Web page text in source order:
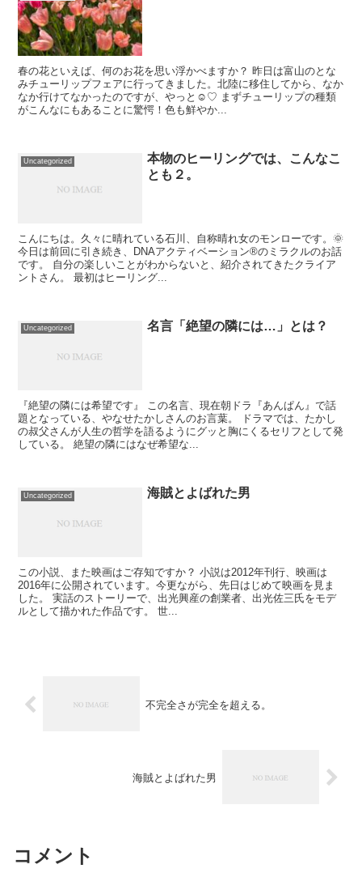
春の花といえば、何のお花を思い浮かべますか？ 昨日は富山のとな
みチューリップフェアに行ってきました。北陸に移住してから、なか
なか行けてなかったのですが、やっと☺️♡ まずチューリップの種類
がこんなにもあることに驚愕！色も鮮やか...
Uncategorized
本物のヒーリングでは、こんなこ
とも２。
こんにちは。久々に晴れている石川、自称晴れ女のモンローです。🌞
今日は前回に引き続き、DNAアクティベーション®︎のミラクルのお話
です。 自分の楽しいことがわからないと、紹介されてきたクライア
ントさん。 最初はヒーリング...
Uncategorized 名言「絶望の隣には…」とは？
『絶望の隣には希望です』 この名言、現在朝ドラ『あんぱん』で話
題となっている、やなせたかしさんのお言葉。 ドラマでは、たかし
の叔父さんが人生の哲学を語るようにグッと胸にくるセリフとして発
している。 絶望の隣にはなぜ希望な...
Uncategorized 海賊とよばれた男
この小説、また映画はご存知ですか？ 小説は2012年刊行、映画は
2016年に公開されています。今更ながら、先日はじめて映画を見ま
した。 実話のストーリーで、出光興産の創業者、出光佐三氏をモデ
ルとして描かれた作品です。 世...
不完全さが完全を超える。
海賊とよばれた男
コメント